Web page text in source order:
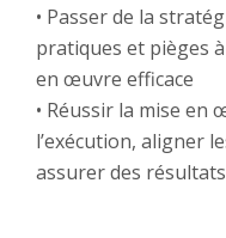
• Passer de la
pratiques et pièges
en œuvre efficace
• Réussir la mise
l’exécution, aligner
assurer des